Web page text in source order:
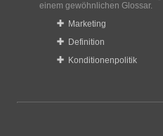
einem gewöhnlichen Glossar.
Marketing
Definition
Konditionenpolitik